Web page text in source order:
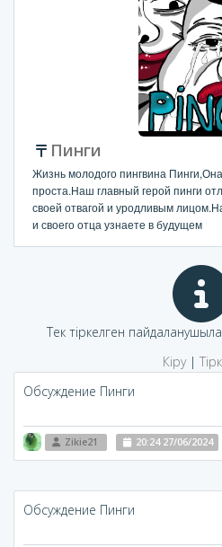
Пинги
Жизнь молодого пингвина
проста.Наш главный герой пинги
своей отвагой и уродливым
и своего отца узнаете в будущем
Тек тіркелген
Кіру|
Обсуждение Пинги
Zikie21 20:24 27/06/2024
Обсуждение Пинги